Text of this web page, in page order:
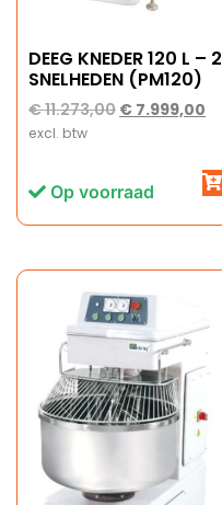
DEEG KNEDER 120 L – 2
SNELHEDEN (PM120)
€11.273,00 € 7.999,00
excl. btw
Op voorraad